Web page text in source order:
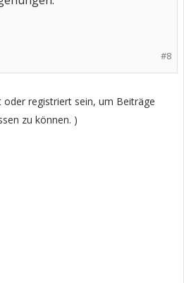
#8
registriert sein, um Beiträge
zu können. )